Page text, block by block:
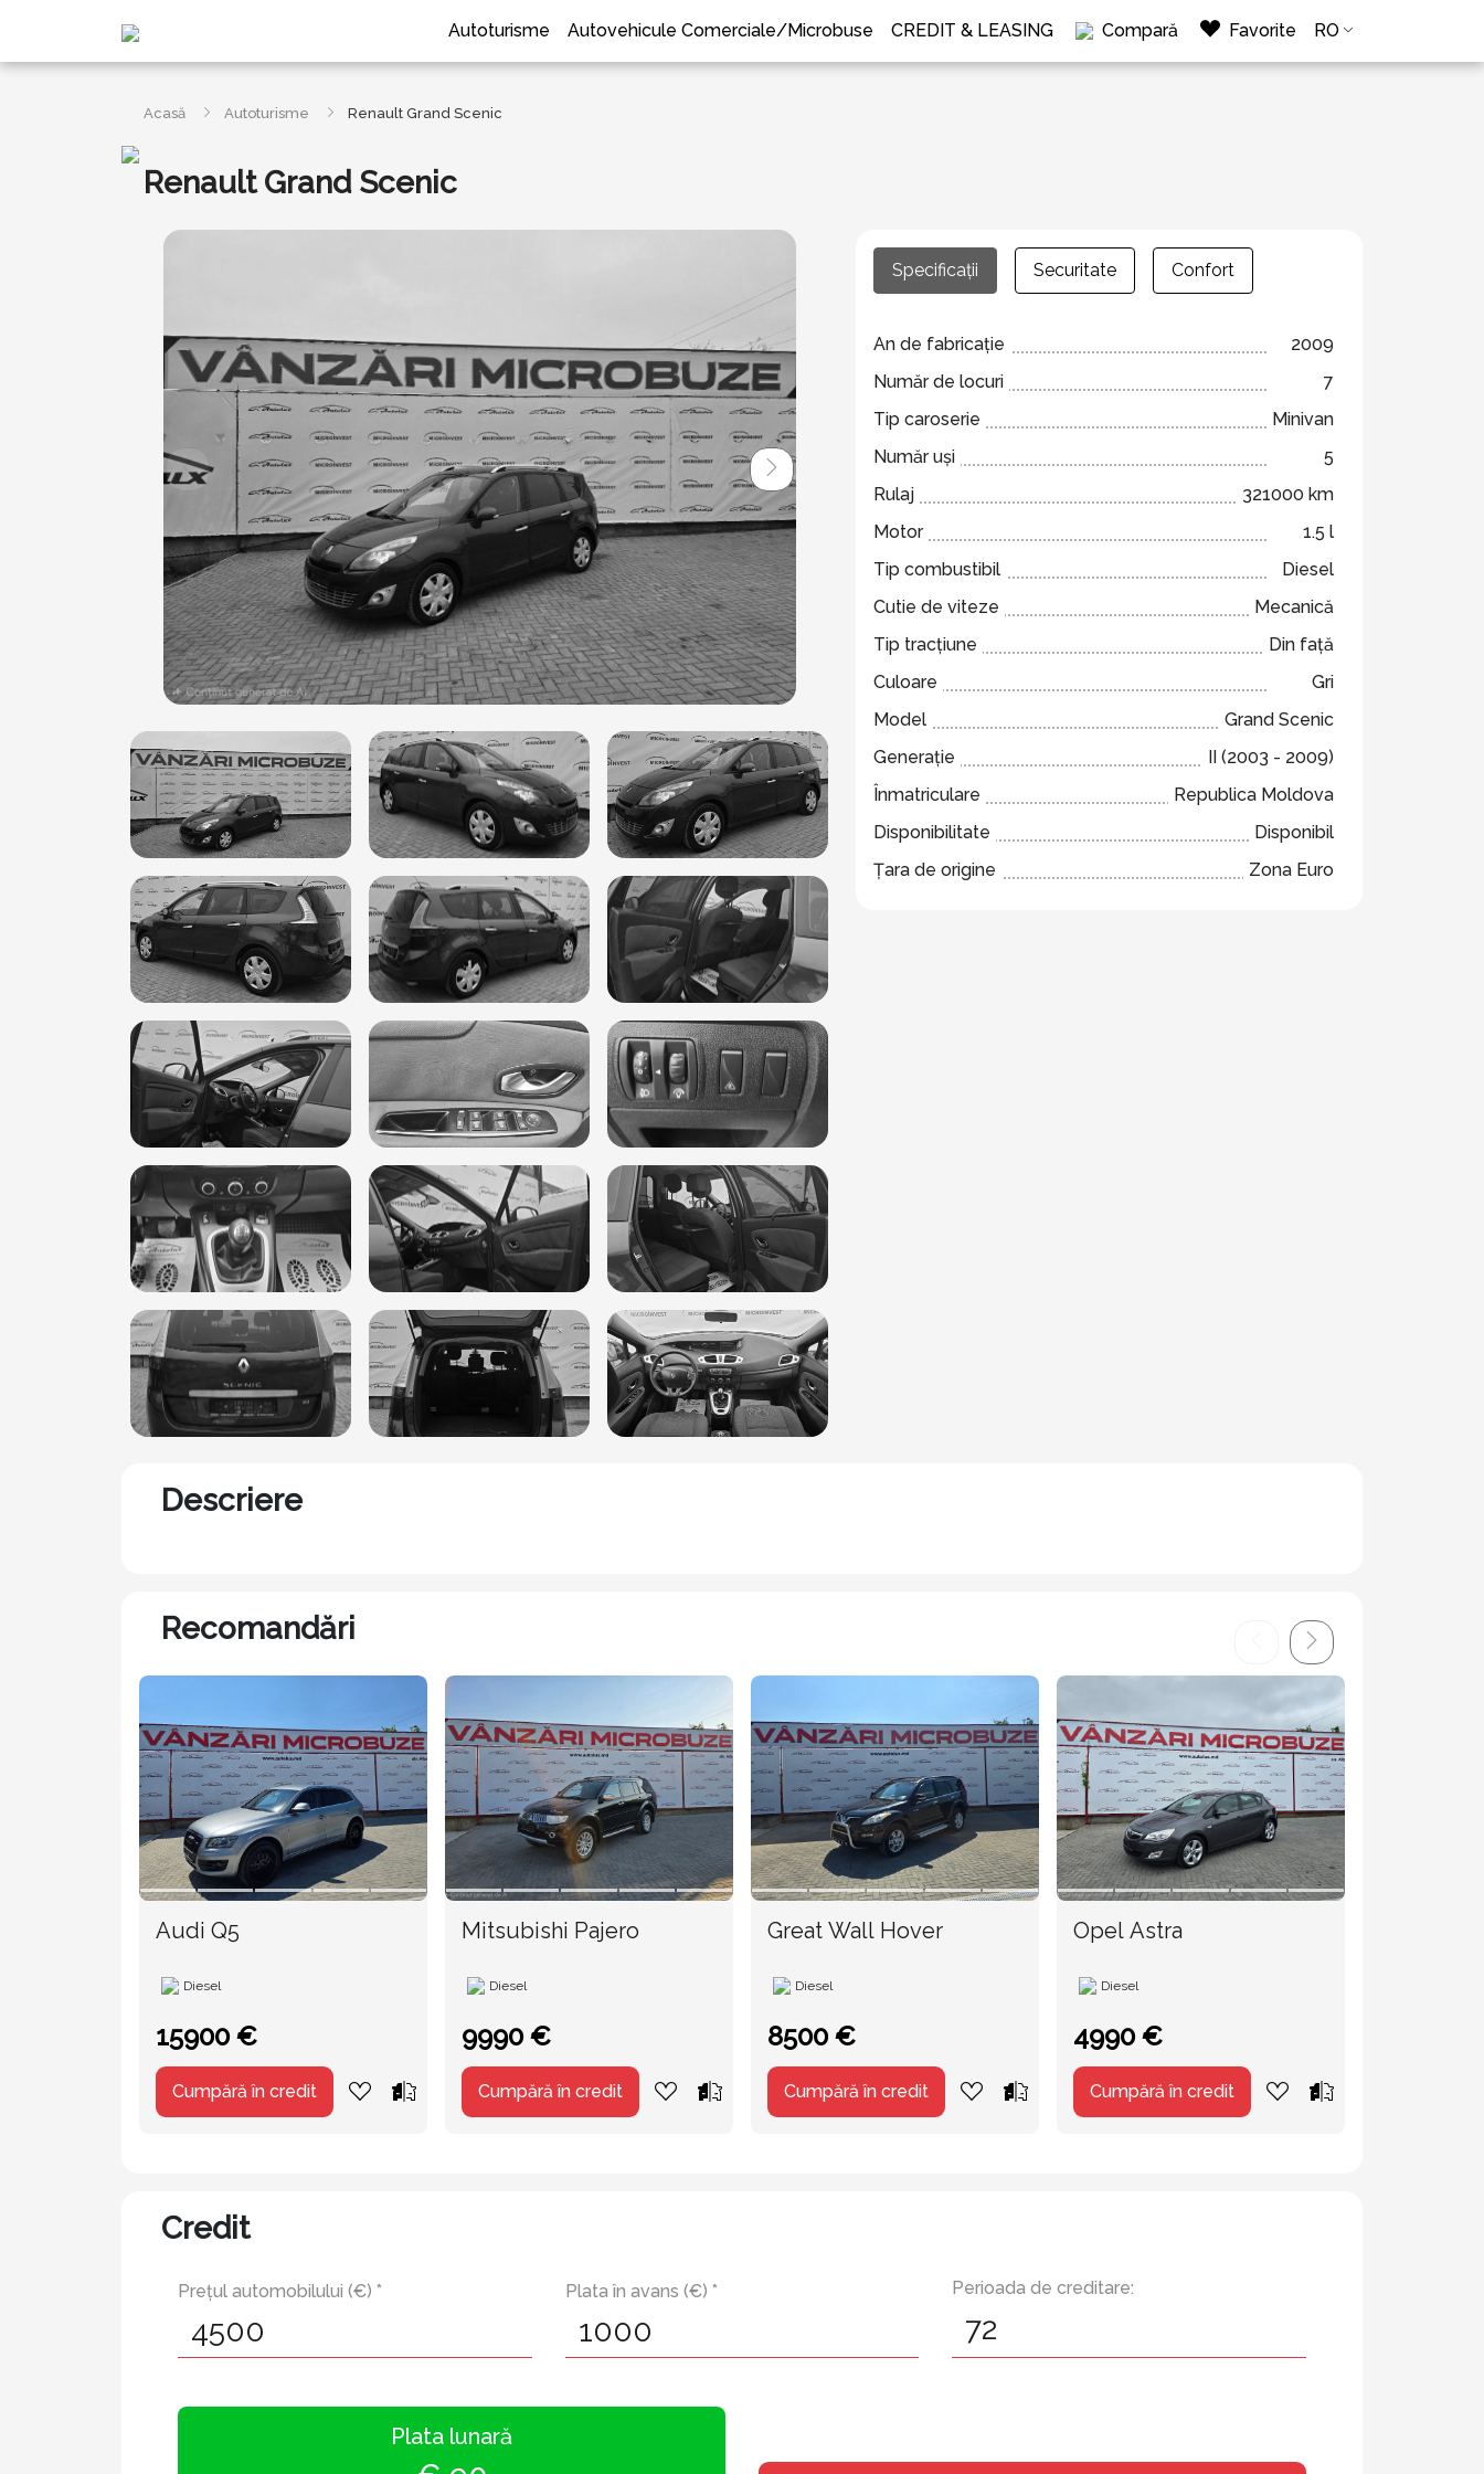
Autoturisme Autovehicule Comerciale/Microbuse CREDIT & LEASING Compară Favorite RO
Acasă Autoturisme Renault Grand Scenic
Renault Grand Scenic
Specificații Securitate Confort
An de fabricație
2009
Număr de locuri
7
Tip caroserie
Minivan
Număr uși
5
Rulaj
321000 km
Motor
1.5 l
Tip combustibil
Diesel
Cutie de viteze
Mecanică
Tip tracțiune
Din față
Culoare
Gri
Model
Grand Scenic
Generație
II (2003 - 2009)
Înmatriculare
Republica Moldova
Disponibilitate
Disponibil
Țara de origine
Zona Euro
Descriere
Recomandări
Audi Q5
Diesel
15900 €
Cumpără în credit
Mitsubishi Pajero
Diesel
9990 €
Cumpără în credit
Great Wall Hover
Diesel
8500 €
Cumpără în credit
Opel Astra
Diesel
4990 €
Cumpără în credit
Credit
Prețul automobilului (€) * Plata în avans (€) * Perioada de creditare:
Plata lunară